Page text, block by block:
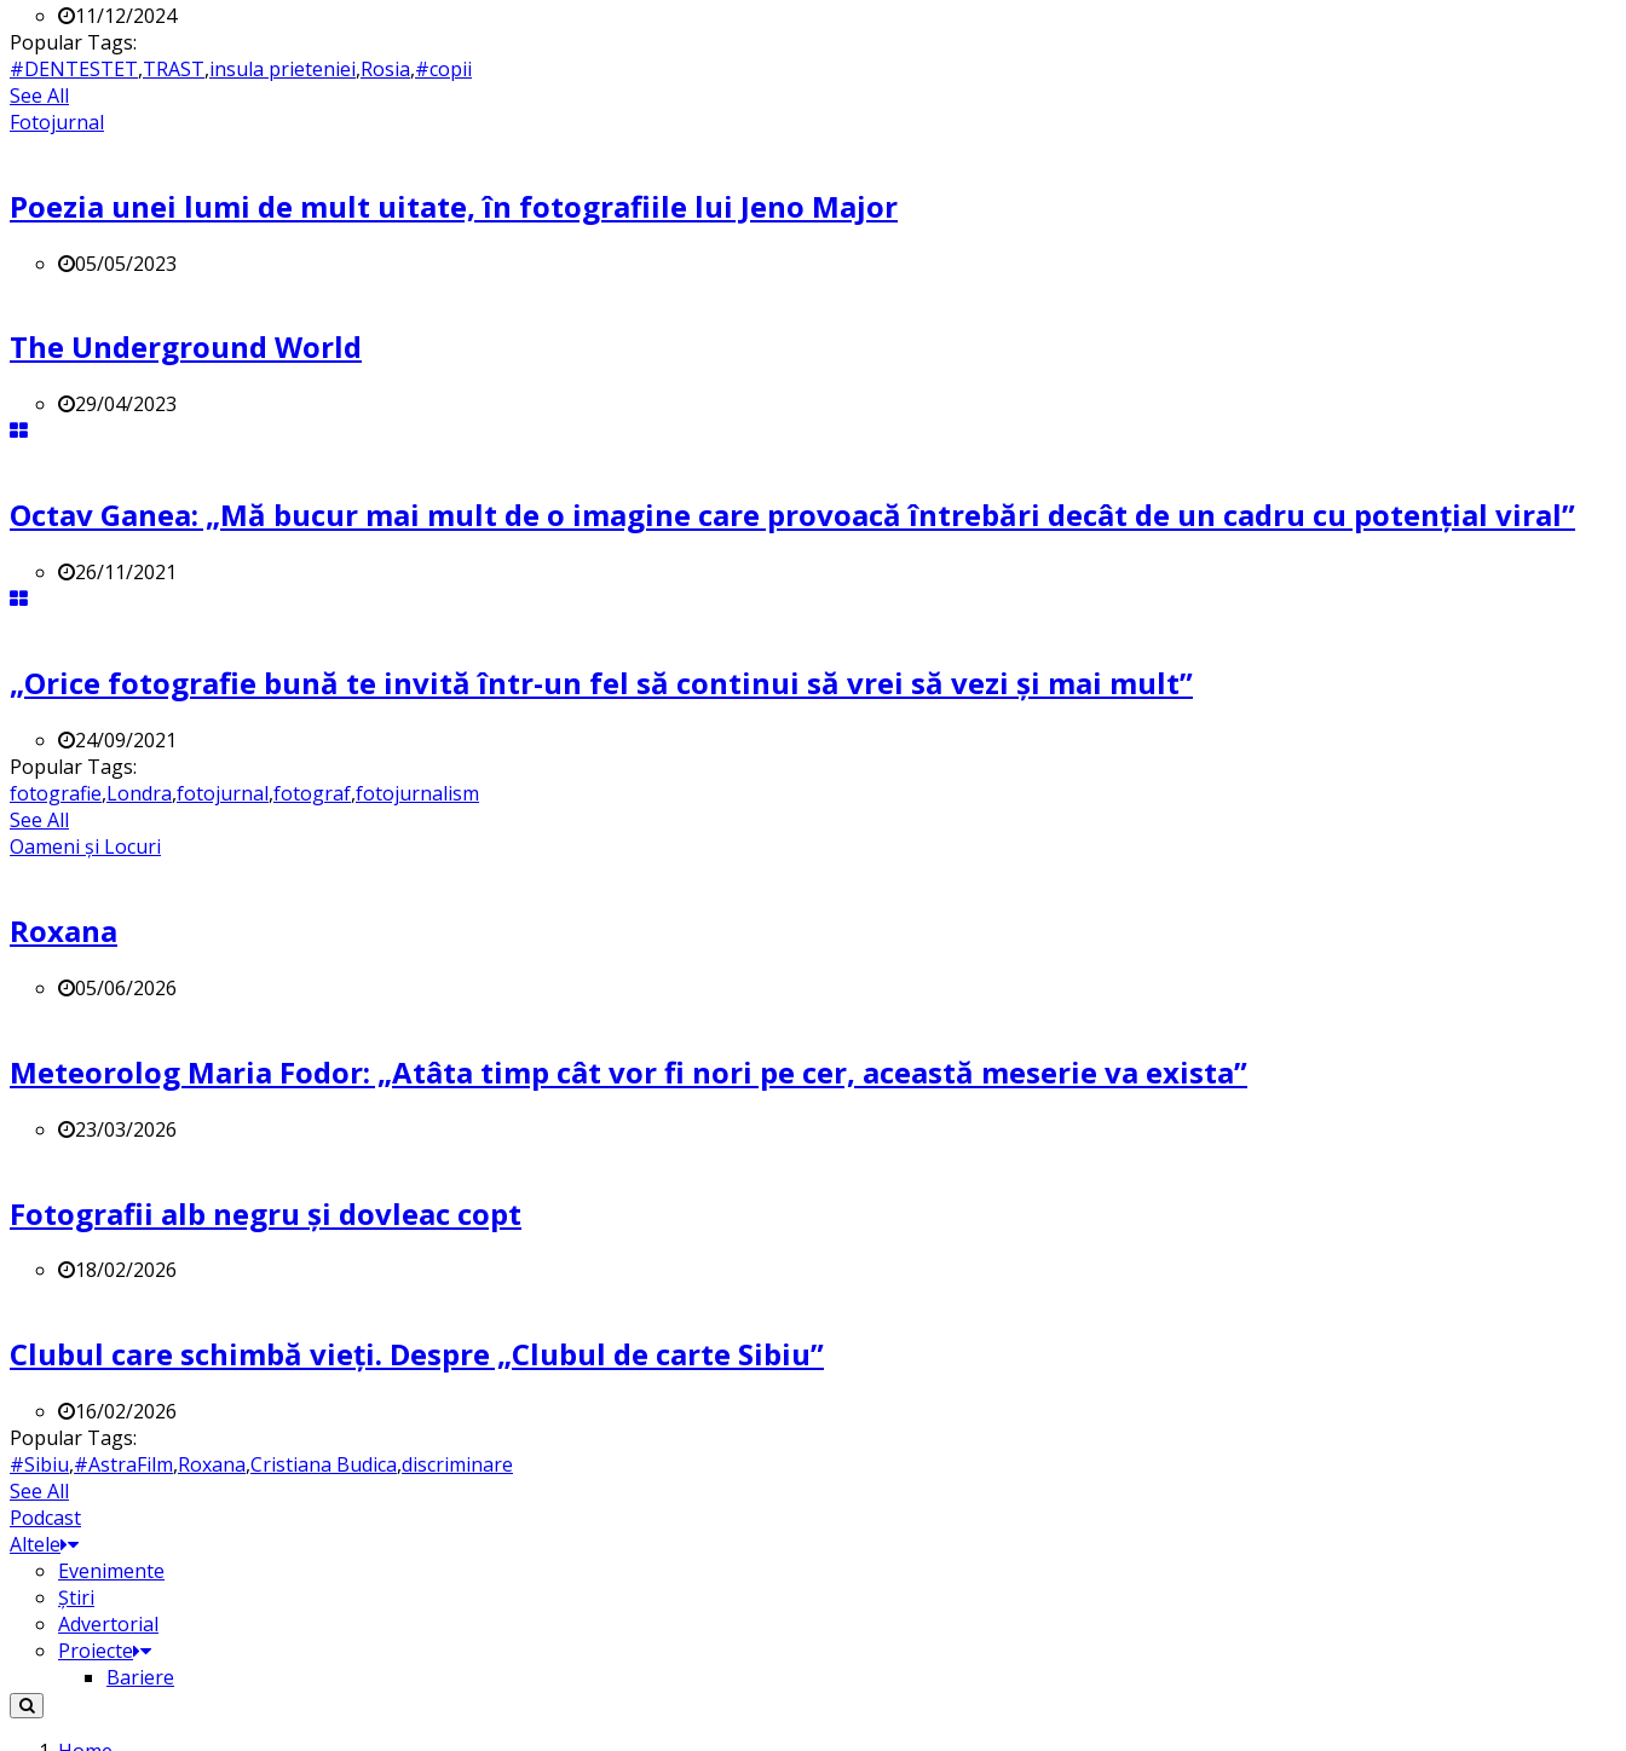
11/12/2024
Popular Tags:
#DENTESTET,TRAST,insula prieteniei,Rosia,#copii
See All
Fotojurnal
Poezia unei lumi de mult uitate, în fotografiile lui Jeno Major
05/05/2023
The Underground World
29/04/2023
Octav Ganea: „Mă bucur mai mult de o imagine care provoacă întrebări decât de un cadru cu potenţial viral”
26/11/2021
„Orice fotografie bună te invită într-un fel să continui să vrei să vezi și mai mult”
24/09/2021
Popular Tags:
fotografie,Londra,fotojurnal,fotograf,fotojurnalism
See All
Oameni și Locuri
Roxana
05/06/2026
Meteorolog Maria Fodor: „Atâta timp cât vor fi nori pe cer, această meserie va exista”
23/03/2026
Fotografii alb negru și dovleac copt
18/02/2026
Clubul care schimbă vieți. Despre „Clubul de carte Sibiu”
16/02/2026
Popular Tags:
#Sibiu,#AstraFilm,Roxana,Cristiana Budica,discriminare
See All
Podcast
Altele
Evenimente
Știri
Advertorial
Proiecte
Bariere